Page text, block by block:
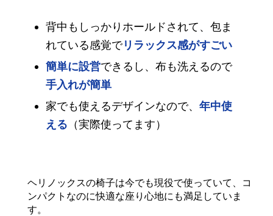
背中もしっかりホールドされて、包ま
れている感覚でリラックス感がすごい
簡単に設営できるし、布も洗えるので
手入れが簡単
家でも使えるデザインなので、 年中使
える （実際使ってます）
ヘリノックスの椅子は今でも現役で使っていて、コ
ンパクトなのに快適な座り心地にも満足していま
す。